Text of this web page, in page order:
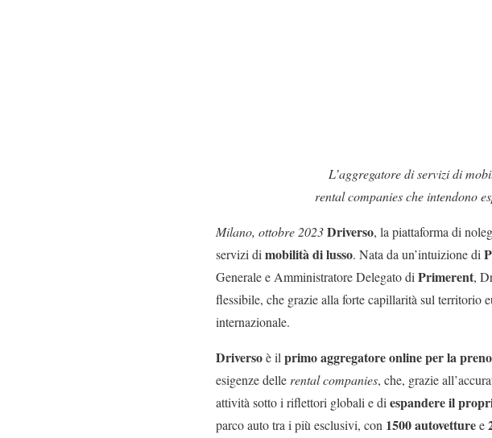
L’aggregatore di servizi di
rental companies che intendono
Milano, ottobre 2023Driverso, la piattaforma di
servizi di mobilità di lusso. Nata da un’intuizione di
Generale e Amministratore Delegato di Primerent,
flessibile, che grazie alla forte capillarità sul territorio
internazionale.
Driversoè il primo aggregatore online per la
esigenze delle rental companies, che, grazie
attività sotto i riflettori globali e di espandere il
parco auto tra i più esclusivi, con 1500 autovetturee